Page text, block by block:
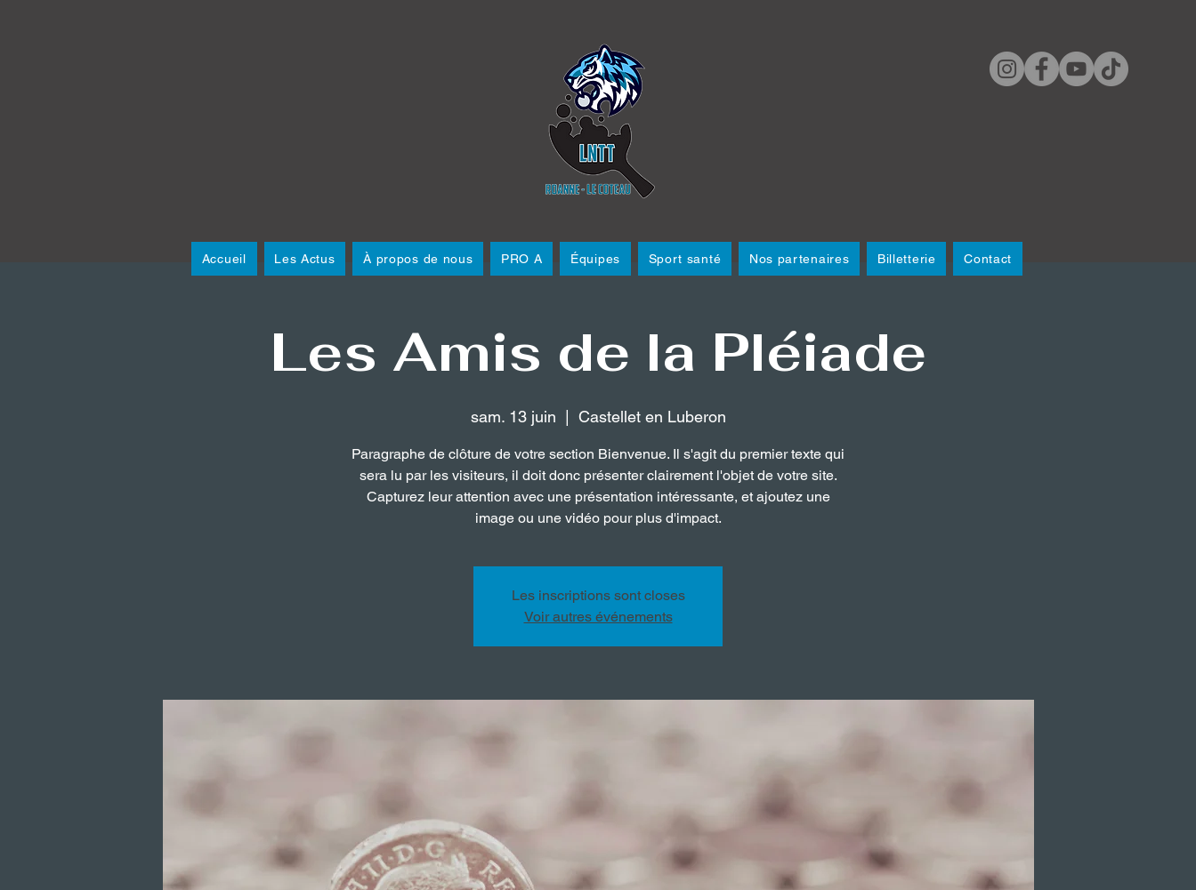
Accueil Les Actus À propos de nous PRO A Équipes Sport santé Nos partenaires Billetterie Contact
Les Amis de la Pléiade
sam. 13 juin Castellet en Luberon
Paragraphe de clôture de votre section Bienvenue. Il s'agit du premier texte qui
sera lu par les visiteurs, il doit donc présenter clairement l'objet de votre site.
Capturez leur attention avec une présentation intéressante, et ajoutez une
image ou une vidéo pour plus d'impact.
Les inscriptions sont closes
Voir autres événements